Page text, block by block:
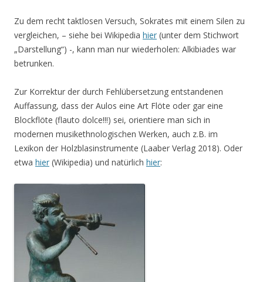
Zu dem recht taktlosen Versuch, Sokrates mit einem Silen zu
vergleichen, – siehe bei Wikipedia hier (unter dem Stichwort
„Darstellung“) -, kann man nur wiederholen: Alkibiades war
betrunken.
Zur Korrektur der durch Fehlübersetzung entstandenen
Auffassung, dass der Aulos eine Art Flöte oder gar eine
Blockflöte (flauto dolce!!!) sei, orientiere man sich in
modernen musikethnologischen Werken, auch z.B. im
Lexikon der Holzblasinstrumente (Laaber Verlag 2018). Oder
etwa hier (Wikipedia) und natürlich hier: